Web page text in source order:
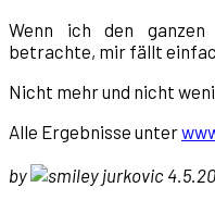
Wenn ich den
betrachte, mir fällt
Nicht mehr und nicht
Alle Ergebnisse unter
by
jurkovic